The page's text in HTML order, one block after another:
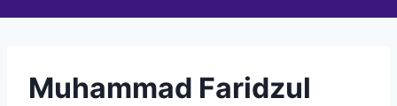
Muhammad Faridzul